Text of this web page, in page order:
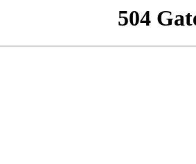
504